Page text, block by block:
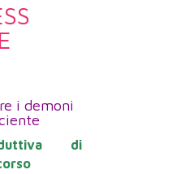
i demoni
di